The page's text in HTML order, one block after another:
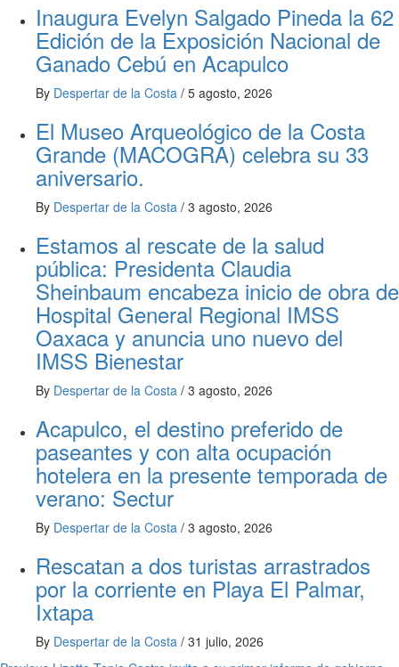
Inaugura Evelyn Salgado Pineda la 62
Edición de la Exposición Nacional de
Ganado Cebú en Acapulco
By Despertar de la Costa / 5 agosto, 2026
El Museo Arqueológico de la Costa
Grande (MACOGRA) celebra su 33
aniversario.
By Despertar de la Costa / 3 agosto, 2026
Estamos al rescate de la salud
pública: Presidenta Claudia
Sheinbaum encabeza inicio de obra de
Hospital General Regional IMSS
Oaxaca y anuncia uno nuevo del
IMSS Bienestar
By Despertar de la Costa / 3 agosto, 2026
Acapulco, el destino preferido de
paseantes y con alta ocupación
hotelera en la presente temporada de
verano: Sectur
By Despertar de la Costa / 3 agosto, 2026
Rescatan a dos turistas arrastrados
por la corriente en Playa El Palmar,
Ixtapa
By Despertar de la Costa / 31 julio, 2026